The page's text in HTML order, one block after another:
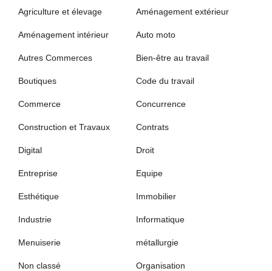
Agriculture et élevage Aménagement extérieur
Aménagement intérieur Auto moto
Autres Commerces Bien-être au travail
Boutiques Code du travail
Commerce Concurrence
Construction et Travaux Contrats
Digital Droit
Entreprise Equipe
Esthétique Immobilier
Industrie Informatique
Menuiserie métallurgie
Non classé Organisation